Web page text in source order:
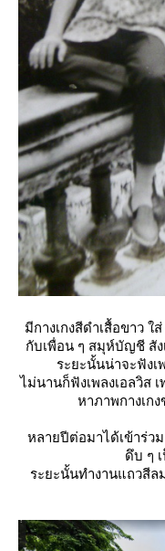
มีกางเกงสีดำเสื้อขาว
กับเพื่อน ๆ สมุห์บัญชี สัง
ระยะนั้นน่าจะฟัง
ไม่นานก็ฟังเพลงเอลวิส
หาภาพกางเก
หลายปีต่อมาได้เข้าร่ว
ดึบ ๆ
ระยะนั้นทำงานแถวสี